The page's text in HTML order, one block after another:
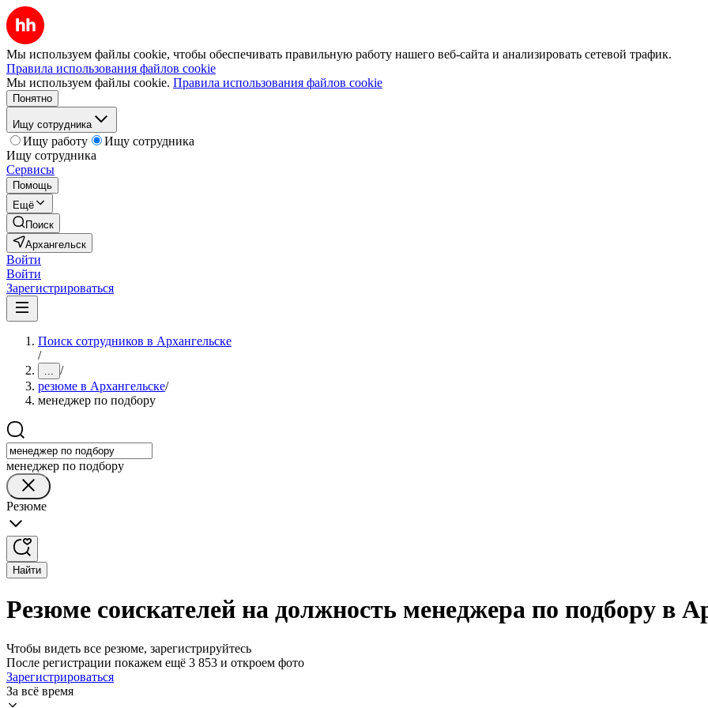
Мы используем файлы cookie, чтобы обеспечивать правильную работу нашего веб-сайта и анализировать сетевой трафик.
Правила использования файлов cookie
Мы используем файлы cookie. Правила использования файлов cookie
Понятно
Ищу сотрудника
Ищу работу
Ищу сотрудника
Ищу сотрудника
Сервисы
Помощь
Ещё
Поиск
Архангельск
Войти
Войти
Зарегистрироваться
Поиск сотрудников в Архангельске
/
... /
резюме в Архангельске/
менеджер по подбору
менеджер по подбору
Резюме
Найти
Резюме соискателей на должность менеджера по подбору в
Чтобы видеть все резюме, зарегистрируйтесь
После регистрации покажем ещё 3 853 и откроем фото
Зарегистрироваться
За всё время